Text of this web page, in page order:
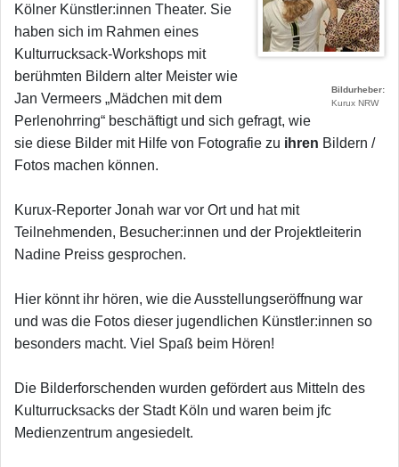
Bildurheber
Kurux NRW
Kölner Künstler:innen Theater. Sie
haben sich im Rahmen eines
Kulturrucksack-Workshops mit
berühmten Bildern alter Meister wie
Jan Vermeers „Mädchen mit dem
Perlenohrring“ beschäftigt und sich gefragt, wie
sie diese Bilder mit Hilfe von Fotografie zu ihren Bildern /
Fotos machen können.
Kurux-Reporter Jonah war vor Ort und hat mit
Teilnehmenden, Besucher:innen und der Projektleiterin
Nadine Preiss gesprochen.
Hier könnt ihr hören, wie die Ausstellungseröffnung war
und was die Fotos dieser jugendlichen Künstler:innen so
besonders macht. Viel Spaß beim Hören!
Die Bilderforschenden wurden gefördert aus Mitteln des
Kulturrucksacks der Stadt Köln und waren beim jfc
Medienzentrum angesiedelt.